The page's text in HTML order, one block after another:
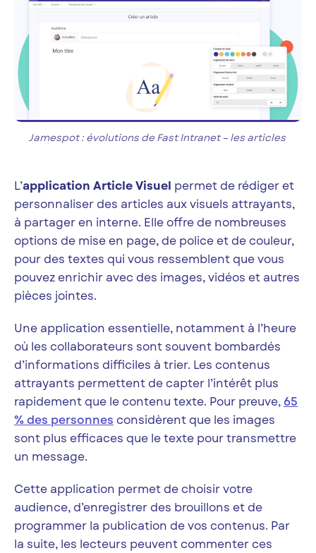
Jamespot : évolutions de Fast Intranet – les articles
L’application Article Visuel permet de rédiger et
personnaliser des articles aux visuels attrayants,
à partager en interne. Elle offre de nombreuses
options de mise en page, de police et de couleur,
pour des textes qui vous ressemblent que vous
pouvez enrichir avec des images, vidéos et autres
pièces jointes.
Une application essentielle, notamment à l’heure
où les collaborateurs sont souvent bombardés
d’informations difficiles à trier. Les contenus
attrayants permettent de capter l’intérêt plus
rapidement que le contenu texte. Pour preuve, 65
% des personnes considèrent que les images
sont plus efficaces que le texte pour transmettre
un message.
Cette application permet de choisir votre
audience, d’enregistrer des brouillons et de
programmer la publication de vos contenus. Par
la suite, les lecteurs peuvent commenter ces